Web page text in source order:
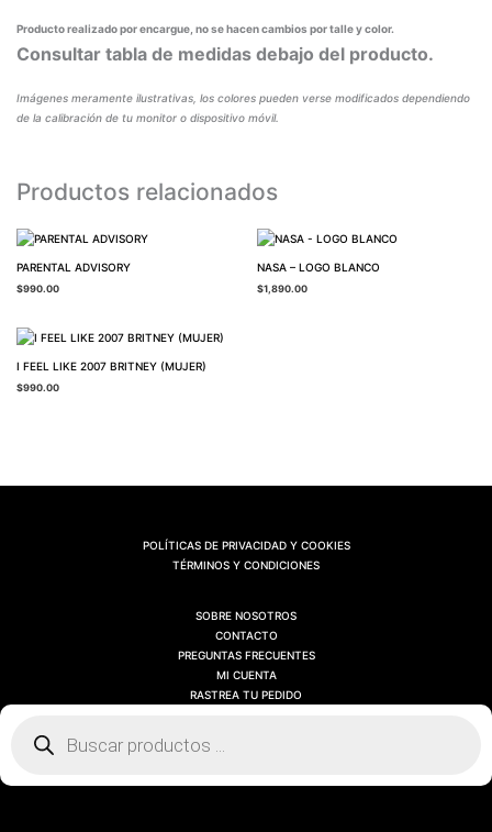
Producto realizado por encargue, no se hacen cambios por talle y color.
Consultar tabla de medidas debajo del producto.
Imágenes meramente ilustrativas, los colores pueden verse modificados dependiendo
de la calibración de tu monitor o dispositivo móvil.
Productos relacionados
PARENTAL ADVISORY
$990.00
NASA – LOGO BLANCO
$1,890.00
I FEEL LIKE 2007 BRITNEY (MUJER)
$990.00
POLÍTICAS DE PRIVACIDAD Y COOKIES
TÉRMINOS Y CONDICIONES
SOBRE NOSOTROS
CONTACTO
PREGUNTAS FRECUENTES
MI CUENTA
RASTREA TU PEDIDO
Búsqueda